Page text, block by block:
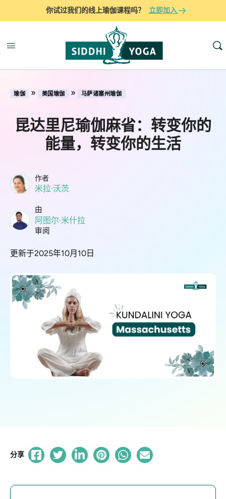
你试过我们的线上瑜伽课程吗？ 立即加入
瑜伽 » 美国瑜伽 » 马萨诸塞州瑜伽
昆达里尼瑜伽麻省：转变你的
能量，转变你的生活
作者
米拉·沃茨
由
阿图尔·米什拉
审阅
更新于2025年10月10日
分享